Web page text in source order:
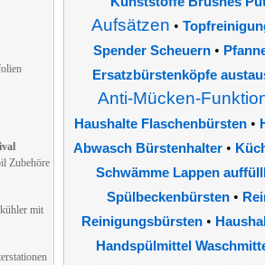
Zubehöre
mit
Aufsätzen •
Spender Scheuern •
Ersatzbürstenköpfe
Anti-Mücken-
Haushalte Flaschenbürsten •
Abwasch Bürstenhalter •
Schwämme Lappen
Spülbeckenbürsten•
Reinigungsbürsten •
Handspülmittel